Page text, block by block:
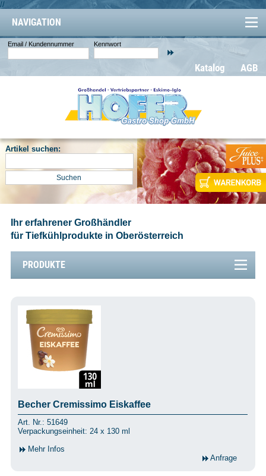
//
NAVIGATION
Email / Kundennummer Kennwort
AGB
Katalog
Artikel suchen:
Ihr erfahrener Großhändler
für Tiefkühlprodukte in Oberösterreich
PRODUKTE
Becher Cremissimo Eiskaffee
Art. Nr.: 51649
Verpackungseinheit: 24 x 130 ml
Mehr Infos
Anfrage